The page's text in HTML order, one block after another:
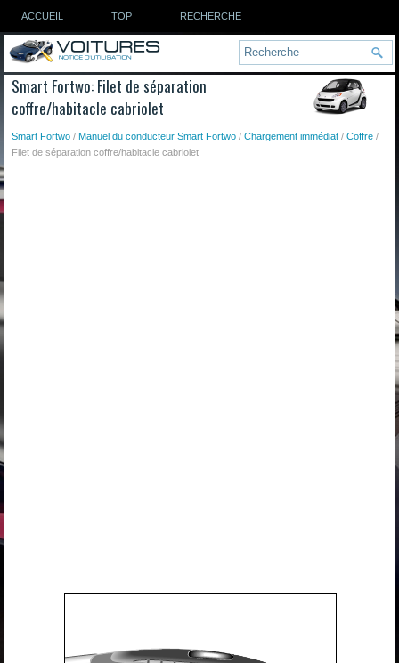
ACCUEIL TOP RECHERCHE
Smart Fortwo: Filet de séparation
coffre/habitacle cabriolet
Smart Fortwo /Manuel du conducteur Smart Fortwo /Chargement immédiat /Coffre /
Filet de séparation coffre/habitacle cabriolet